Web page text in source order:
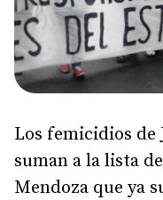
Los femicidios de
suman a la lista
Mendoza que ya